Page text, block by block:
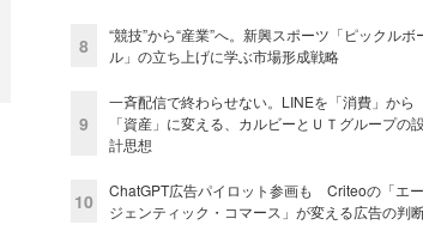
8
“競技”から“産業”へ。新興スポーツ「ピックルボ
ル」の立ち上げに学ぶ市場形成戦略
9
一斉配信で終わらせない。LINEを「消費」から
「資産」に変える、カルビーとＵＴグループの設
計思想
10
ChatGPT広告パイロット参画も Criteoの「エー
ジェンティック・コマース」が変える広告の判